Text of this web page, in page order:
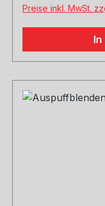
Preise inkl. MwSt.
In